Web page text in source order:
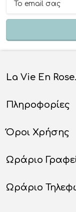
La Vie En
Πληροφορίες
Όροι Χρήσης
Ωράριο
Ωράριο